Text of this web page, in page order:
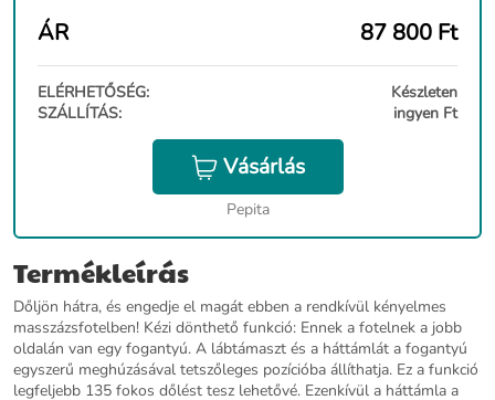
ÁR 87 800 Ft
ELÉRHETŐSÉG:
Készleten
SZÁLLÍTÁS:
ingyen Ft
Vásárlás
Pepita
Termékleírás
Dőljön hátra, és engedje el magát ebben a rendkívül kényelmes
masszázsfotelben! Kézi dönthető funkció: Ennek a fotelnek a jobb
oldalán van egy fogantyú. A lábtámaszt és a háttámlát a fogantyú
egyszerű meghúzásával tetszőleges pozícióba állíthatja. Ez a funkció
legfeljebb 135 fokos dőlést tesz lehetővé. Ezenkívül a háttámla a